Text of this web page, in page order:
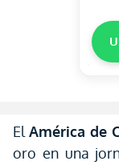
El América de
oro en una